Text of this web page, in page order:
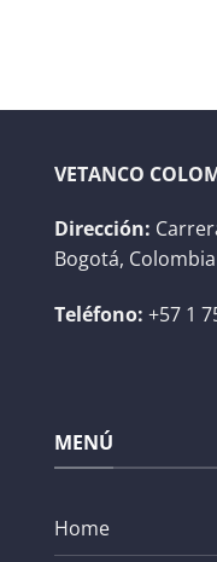
VETANCO
Dirección:
Bogotá, Colombia
Teléfono: +57 1
MENÚ
Home